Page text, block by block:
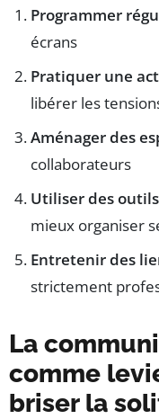
Programmer
écrans
Pratiquer une
libérer les
Aménager des
collaborateurs
Utiliser des
mieux organiser
Entretenir des
strictement
La
comme
briser la